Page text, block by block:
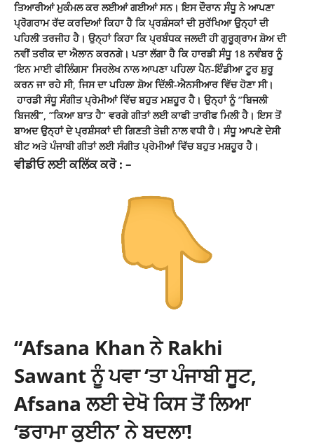
ਤਿਆਰੀਆਂ ਮੁਕੰਮਲ ਕਰ ਲਈਆਂ ਗਈਆਂ ਸਨ। ਇਸ ਦੌਰਾਨ ਸੰਧੂ ਨੇ ਆਪਣਾ
ਪ੍ਰੋਗਰਾਮ ਰੱਦ ਕਰਦਿਆਂ ਕਿਹਾ ਹੈ ਕਿ ਪ੍ਰਸ਼ੰਸਕਾਂ ਦੀ ਸੁਰੱਖਿਆ ਉਨ੍ਹਾਂ ਦੀ
ਪਹਿਲੀ ਤਰਜੀਹ ਹੈ। ਉਨ੍ਹਾਂ ਕਿਹਾ ਕਿ ਪ੍ਰਬੰਧਕ ਜਲਦੀ ਹੀ ਗੁਰੂਗ੍ਰਾਮ ਸ਼ੋਅ ਦੀ
ਨਵੀਂ ਤਰੀਕ ਦਾ ਐਲਾਨ ਕਰਨਗੇ। ਪਤਾ ਲੱਗਾ ਹੈ ਕਿ ਹਾਰਡੀ ਸੰਧੂ 18 ਨਵੰਬਰ ਨੂੰ
‘ਇਨ ਮਾਈ ਫੀਲਿੰਗਸ’ ਸਿਰਲੇਖ ਨਾਲ ਆਪਣਾ ਪਹਿਲਾ ਪੈਨ-ਇੰਡੀਆ ਟੂਰ ਸ਼ੁਰੂ
ਕਰਨ ਜਾ ਰਹੇ ਸੀ, ਜਿਸ ਦਾ ਪਹਿਲਾ ਸ਼ੋਅ ਦਿੱਲੀ-ਐਨਸੀਆਰ ਵਿੱਚ ਹੋਣਾ ਸੀ।
ਹਾਰਡੀ ਸੰਧੂ ਸੰਗੀਤ ਪ੍ਰੇਮੀਆਂ ਵਿੱਚ ਬਹੁਤ ਮਸ਼ਹੂਰ ਹੈ। ਉਨ੍ਹਾਂ ਨੂੰ ”ਬਿਜਲੀ
ਬਿਜਲੀ”, ”ਕਿਆ ਬਾਤ ਹੈ” ਵਰਗੇ ਗੀਤਾਂ ਲਈ ਕਾਫੀ ਤਾਰੀਫ ਮਿਲੀ ਹੈ। ਇਸ ਤੋਂ
ਬਾਅਦ ਉਨ੍ਹਾਂ ਦੇ ਪ੍ਰਸ਼ੰਸਕਾਂ ਦੀ ਗਿਣਤੀ ਤੇਜ਼ੀ ਨਾਲ ਵਧੀ ਹੈ। ਸੰਧੂ ਆਪਣੇ ਦੇਸੀ
ਬੀਟ ਅਤੇ ਪੰਜਾਬੀ ਗੀਤਾਂ ਲਈ ਸੰਗੀਤ ਪ੍ਰੇਮੀਆਂ ਵਿੱਚ ਬਹੁਤ ਮਸ਼ਹੂਰ ਹੈ।
ਵੀਡੀਓ ਲਈ ਕਲਿੱਕ ਕਰੋ : –
“Afsana Khan ਨੇ Rakhi
Sawant ਨੂੰ ਪਵਾ ‘ਤਾ ਪੰਜਾਬੀ ਸੂਟ,
Afsana ਲਈ ਦੇਖੋ ਕਿਸ ਤੋਂ ਲਿਆ
‘ਡਰਾਮਾ ਕੁਈਨ’ ਨੇ ਬਦਲਾ!